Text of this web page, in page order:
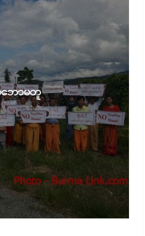
ဘောမတူ